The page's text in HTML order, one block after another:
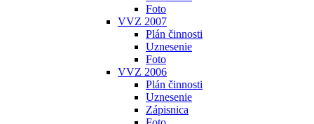
Foto
VVZ 2007
Plán činnosti
Uznesenie
Foto
VVZ 2006
Plán činnosti
Uznesenie
Zápisnica